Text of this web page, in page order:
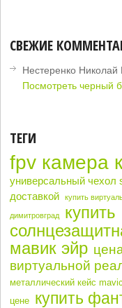
СВЕЖИЕ
Нестеренко Николай
Посмотреть черный
ТЕГИ
fpv камера
универсальный чехол
доставкой
купить
димитровград
купить
мавик эйр
виртуальной
металлический кейс
цене купить